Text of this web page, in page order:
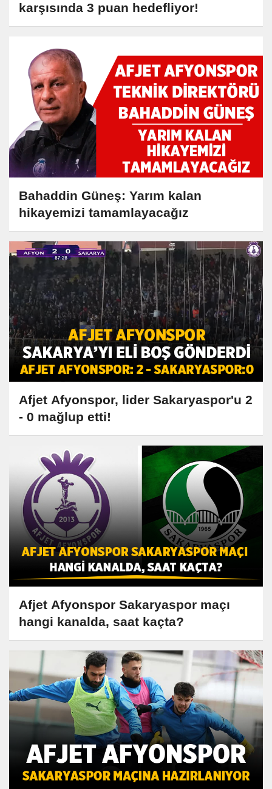
karşısında 3 puan hedefliyor!
Bahaddin Güneş: Yarım kalan
hikayemizi tamamlayacağız
Afjet Afyonspor, lider Sakaryaspor'u 2
- 0 mağlup etti!
Afjet Afyonspor Sakaryaspor maçı
hangi kanalda, saat kaçta?